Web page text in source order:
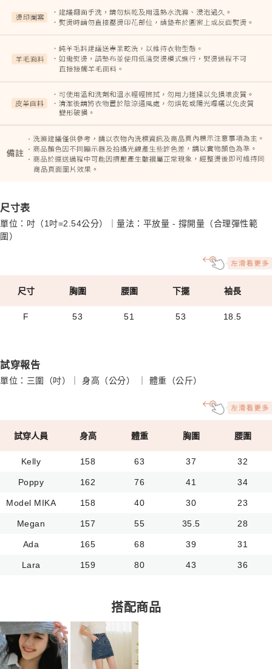
尺寸表
單位：吋（1吋=2.54公分）｜量法：平放量 - 撐開量（合理彈性範
圍）
尺寸 胸圍 腰圍 下擺 袖長
F 53 51 53 18.5
試穿報告
單位：三圍（吋）｜ 身高（公分） ｜ 體重（公斤）
試穿人員 身高 體重 胸圍 腰圍
Kelly 158 63 37 32
Poppy 162 76 41 34
Model MIKA 158 40 30 23
Megan 157 55 35.5 28
Ada 165 68 39 31
Lara 159 80 43 36
搭配商品